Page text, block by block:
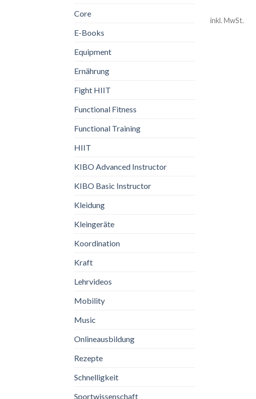
Core
E-Books
Equipment
Ernährung
Fight HIIT
Functional Fitness
Functional Training
HIIT
KIBO Advanced Instructor
KIBO Basic Instructor
Kleidung
Kleingeräte
Koordination
Kraft
Lehrvideos
Mobility
Music
Onlineausbildung
Rezepte
Schnelligkeit
Sportwissenschaft
inkl. MwSt.